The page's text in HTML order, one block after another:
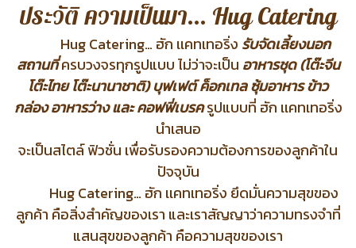
ประวัติ ความเป็นมา... Hug Catering
Hug Catering… ฮัก เเคทเทอริ่ง รับจัดเลี้ยงนอก
สถานที่ครบวงจรทุกรูปแบบไม่ว่าจะเป็น อาหารชุด (โต๊ะจีน
โต๊ะไทย โต๊ะนานาชาติ) บุฟเฟต์ ค็อกเทล ซุ้มอาหารข้าว
กล่อง อาหารว่าง และ คอฟฟี่เบรครูปแบบที่ ฮัก เเคทเทอริ่ง
นำเสนอ
จะเป็นสไตล์ ฟิวชั่น เพื่อรับรองความต้องการของลูกค้าใน
ปัจจุบัน
Hug Catering… ฮัก เเคทเทอริ่ง ยึดมั่นความสุขของ
ลูกค้า คือสิ่งสำคัญของเรา และเราสัญญาว่าความทรงจำที่
แสนสุขของลูกค้า คือความสุขของเรา